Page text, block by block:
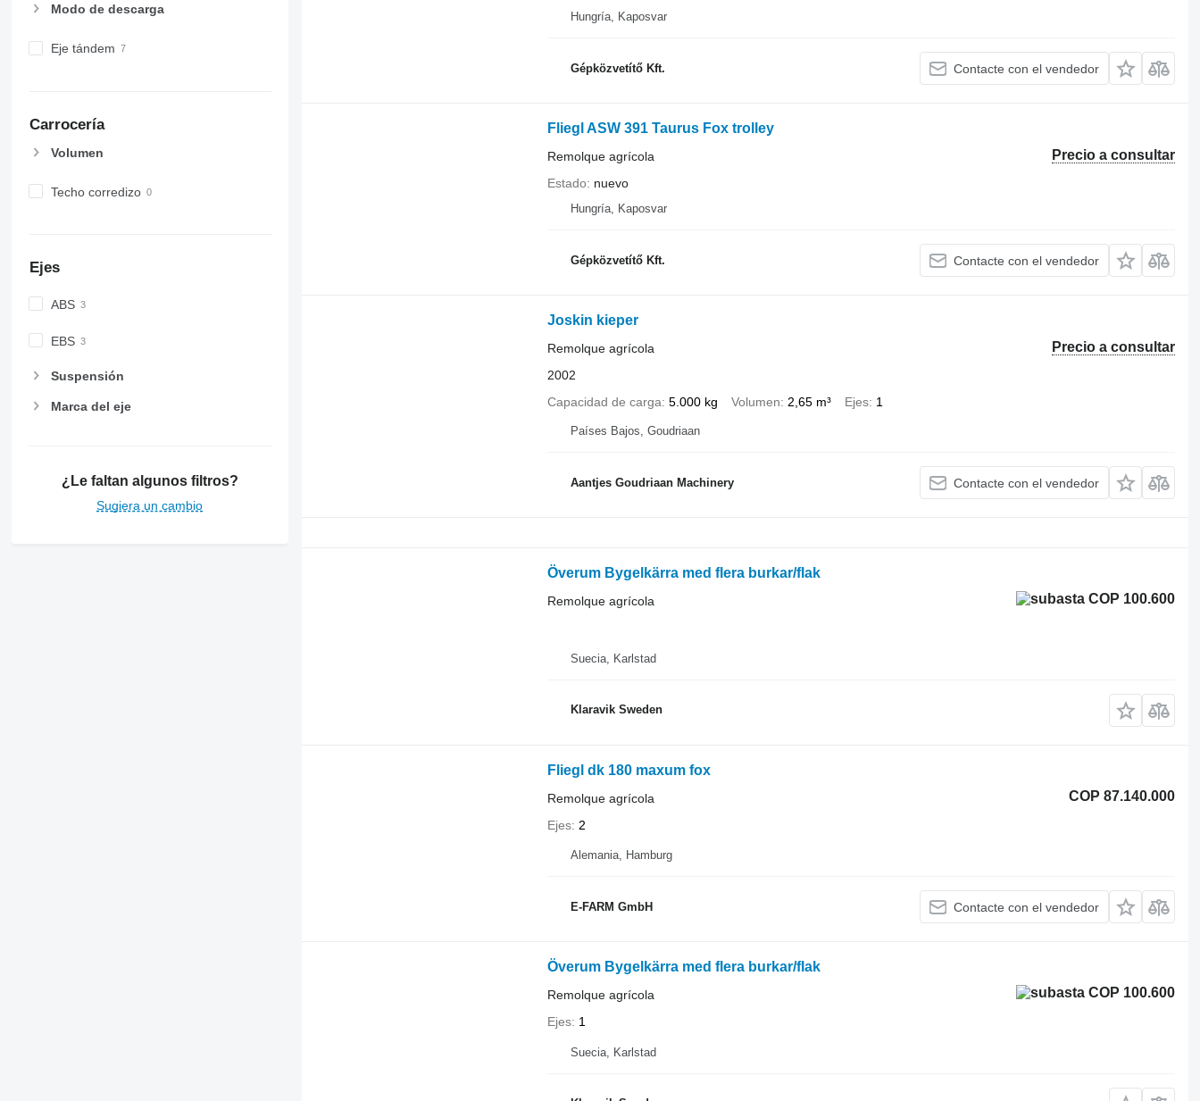
Modo de descarga
Eje tándem
Carrocería
Volumen
Techo corredizo
Ejes
ABS
EBS
Suspensión
Marca del eje
¿Le faltan algunos filtros?
Sugiera un cambio
Hungría, Kaposvar
Gépközvetítő Kft. Contacte con el vendedor
Fliegl ASW 391 Taurus Fox trolley
Precio a consultar
Remolque agrícola
Estado
nuevo
Hungría, Kaposvar
Gépközvetítő Kft. Contacte con el vendedor
Joskin kieper
Precio a consultar
Remolque agrícola
2002
Capacidad de carga 5.000 kg Volumen 2,65 m³ Ejes 1
Países Bajos, Goudriaan
Aantjes Goudriaan Machinery Contacte con el vendedor
Överum Bygelkärra med flera burkar/flak
COP 100.600
Remolque agrícola
Suecia, Karlstad
Klaravik Sweden
Fliegl dk 180 maxum fox
COP 87.140.000
Remolque agrícola
Ejes 2
Alemania, Hamburg
E-FARM GmbH Contacte con el vendedor
Överum Bygelkärra med flera burkar/flak
COP 100.600
Remolque agrícola
Ejes 1
Suecia, Karlstad